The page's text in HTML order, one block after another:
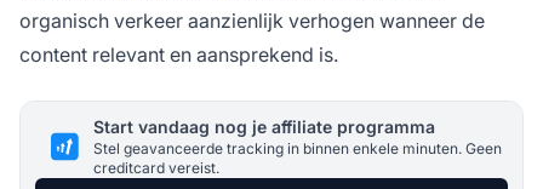
organisch verkeer aanzienlijk verhogen wanneer de
content relevant en aansprekend is.
Start vandaag nog je affiliate programma
Stel geavanceerde tracking in binnen enkele minuten. Geen
creditcard vereist.